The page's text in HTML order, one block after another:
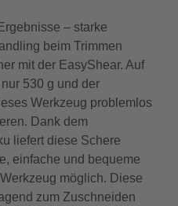
– starke
beim Trimmen
mit der EasyShear. Auf
530 g und der
Werkzeug problemlos
Dank dem
liefert diese Schere
einfache und bequeme
möglich. Diese
zum Zuschneiden